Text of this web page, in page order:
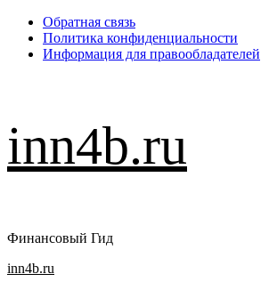
Перейти
содержимому
Обратная связь
Политика конфиденциальности
Информация для правообладателей
inn4b.ru
Финансовый Гид
Основное
inn4b.ru